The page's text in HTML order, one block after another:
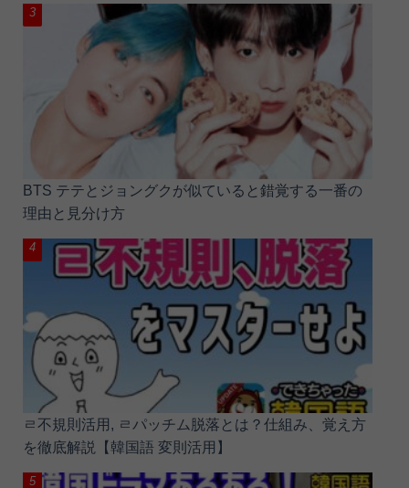
BTS テテとジョングクが似ていると錯覚する一番の
理由と見分け方
ㄹ不規則活用, ㄹパッチム脱落とは？仕組み、覚え方
を徹底解説【韓国語 変則活用】